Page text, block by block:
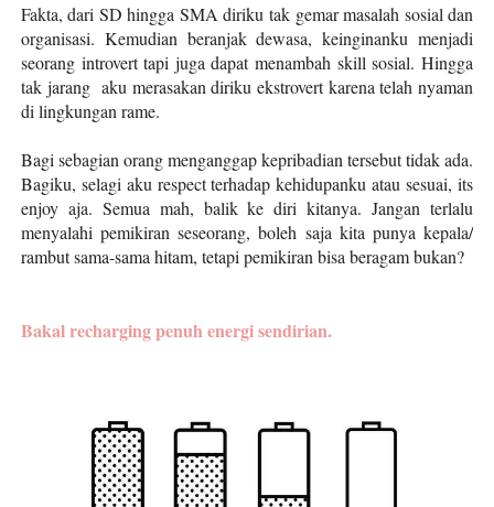
Fakta, dari SD hingga SMA diriku tak gemar masalah sosial dan
organisasi. Kemudian beranjak dewasa, keinginanku menjadi
seorang introvert tapi juga dapat menambah skill sosial. Hingga
tak jarang aku merasakan diriku ekstrovert karena telah nyaman
di lingkungan rame.
Bagi sebagian orang menganggap kepribadian tersebut tidak ada.
Bagiku, selagi aku respect terhadap kehidupanku atau sesuai, its
enjoy aja. Semua mah, balik ke diri kitanya. Jangan terlalu
menyalahi pemikiran seseorang, boleh saja kita punya kepala/
rambut sama-sama hitam, tetapi pemikiran bisa beragam bukan?
Bakal recharging penuh energi sendirian.